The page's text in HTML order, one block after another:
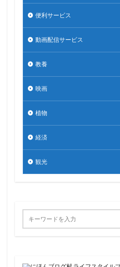
便利サービス
動画配信サービス
教養
映画
植物
経済
観光